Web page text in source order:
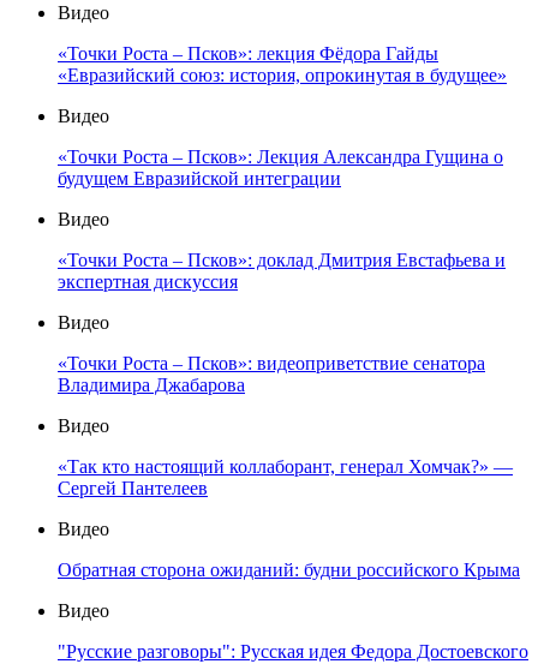
Видео
«Точки Роста – Псков»: лекция Фёдора Гайды
«Евразийский союз: история, опрокинутая в будущее»
Видео
«Точки Роста – Псков»: Лекция Александра Гущина о
будущем Евразийской интеграции
Видео
«Точки Роста – Псков»: доклад Дмитрия Евстафьева и
экспертная дискуссия
Видео
«Точки Роста – Псков»: видеоприветствие сенатора
Владимира Джабарова
Видео
«Так кто настоящий коллаборант, генерал Хомчак?» —
Сергей Пантелеев
Видео
Обратная сторона ожиданий: будни российского Крыма
Видео
"Русские разговоры": Русская идея Федора Достоевского